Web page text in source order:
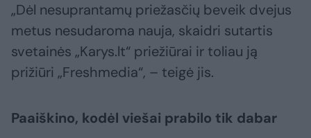
„Dėl nesuprantamų priežasčių beveik dvejus
metus nesudaroma nauja, skaidri sutartis
svetainės „Karys.lt“ priežiūrai ir toliau ją
prižiūri „Freshmedia“, – teigė jis.
Paaiškino, kodėl viešai prabilo tik dabar